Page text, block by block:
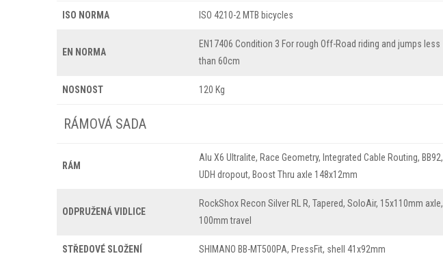
ISO NORMA ISO 4210-2 MTB bicycles
EN NORMA
EN17406 Condition 3 For rough Off-Road riding and jumps less
than 60cm
NOSNOST 120 Kg
RÁMOVÁ SADA
RÁM
Alu X6 Ultralite, Race Geometry, Integrated Cable Routing, BB92,
UDH dropout, Boost Thru axle 148x12mm
ODPRUŽENÁ VIDLICE
RockShox Recon Silver RL R, Tapered, SoloAir, 15x110mm axle,
100mm travel
STŘEDOVÉ SLOŽENÍ SHIMANO BB-MT500PA, PressFit, shell 41x92mm